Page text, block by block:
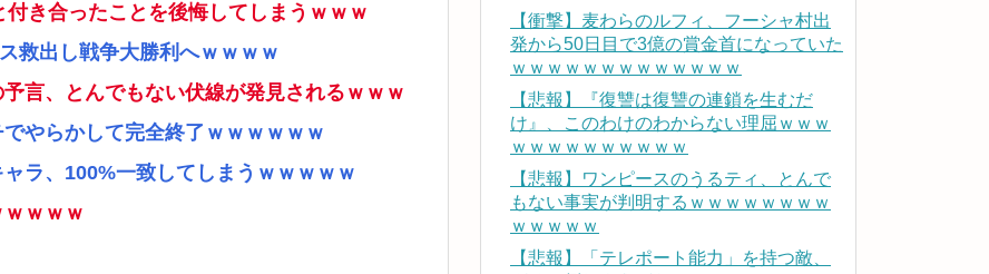
付き合ったことを後悔してしまうｗｗｗ
救出し戦争大勝利へｗｗｗｗ
言、とんでもない伏線が発見されるｗｗｗ
やらかして完全終了ｗｗｗｗｗｗ
ラ、100%一致してしまうｗｗｗｗｗ
ｗｗｗ
【衝撃】麦わらのルフィ、フーシャ村出
発から50日目で3億の賞金首になっていた
ｗｗｗｗｗｗｗｗｗｗｗｗｗ
【悲報】『復讐は復讐の連鎖を生むだ
け』、このわけのわからない理屈ｗｗｗ
ｗｗｗｗｗｗｗｗｗｗ
【悲報】ワンピースのうるティ、とんで
もない事実が判明するｗｗｗｗｗｗｗｗ
ｗｗｗｗｗ
【悲報】「テレポート能力」を持つ敵、